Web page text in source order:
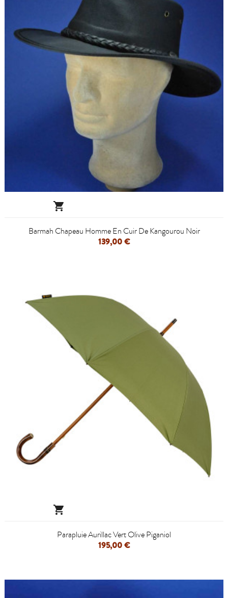

Barmah Chapeau Homme En Cuir De Kangourou Noir
139,00 €

Parapluie Aurillac Vert Olive Piganiol
195,00 €